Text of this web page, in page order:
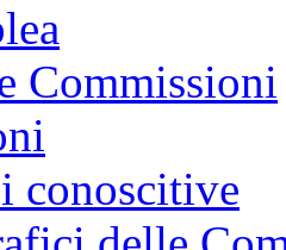
Commissioni
conoscitive